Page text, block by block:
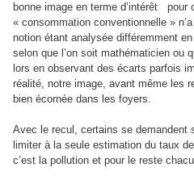
bonne image en terme d’intérêt
« consommation conventionnelle »
notion étant analysée différemment
selon que l’on soit mathématicien ou
lors en observant des écarts parfois
réalité, notre image, avant même les
bien écornée dans les foyers.
Avec le recul, certains se demandent
limiter à la seule estimation du taux
c’est la pollution et pour le reste